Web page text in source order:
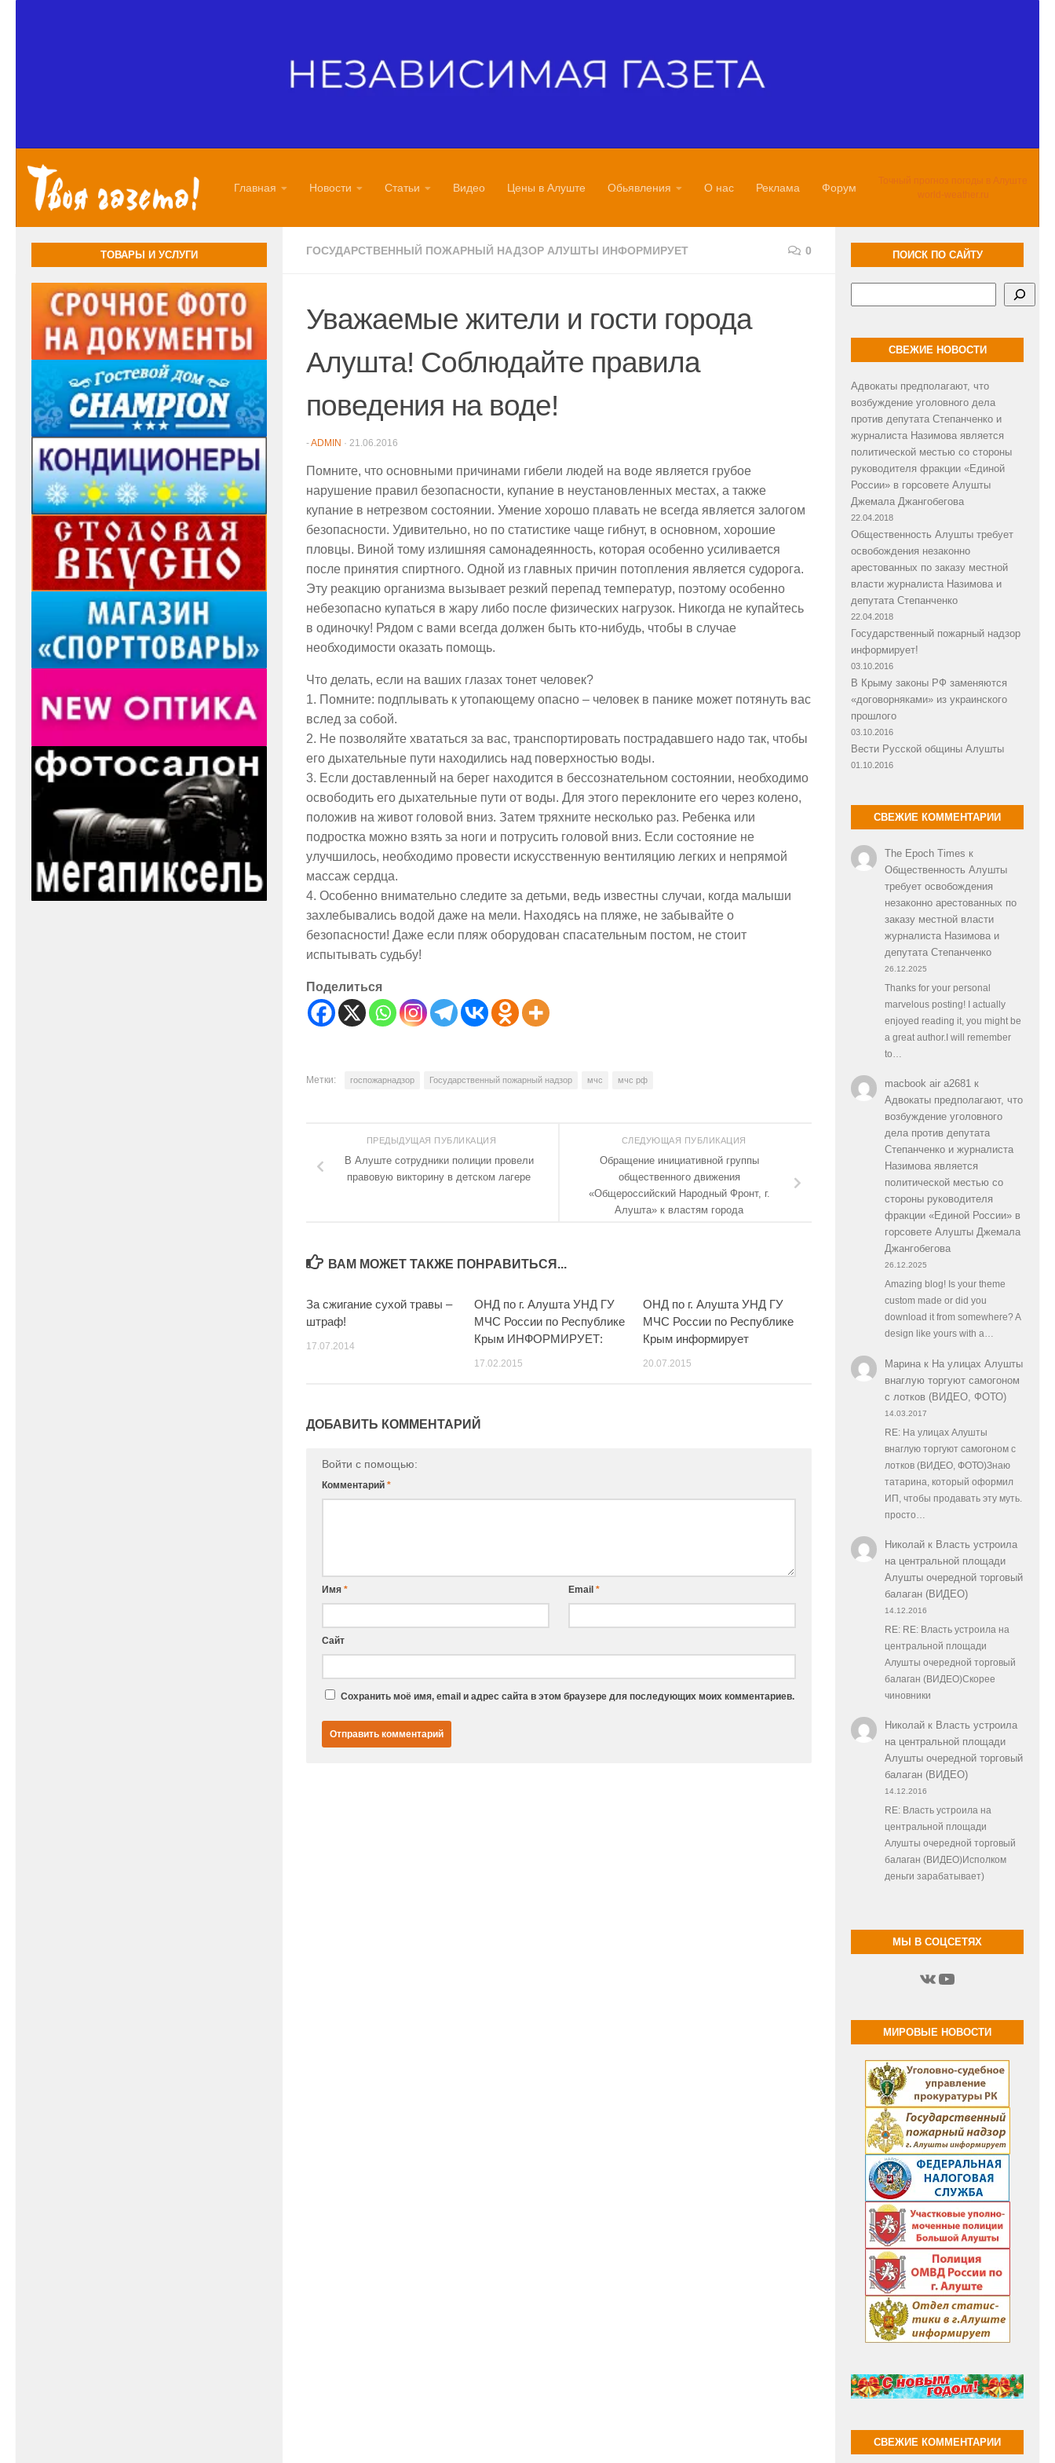
Главная Новости Статьи Видео Цены в Алуште Обьявления О нас Реклама Форум
Точный прогноз погоды в Алуште
world-weather.ru
ГОСУДАРСТВЕННЫЙ ПОЖАРНЫЙ НАДЗОР АЛУШТЫ ИНФОРМИРУЕТ 0
Уважаемые жители и гости города
Алушта! Соблюдайте правила
поведения на воде!
-ADMIN · 21.06.2016
Помните, что основными причинами гибели людей на воде является грубое
нарушение правил безопасности, купание в неустановленных местах, а также
купание в нетрезвом состоянии. Умение хорошо плавать не всегда является залогом
безопасности. Удивительно, но по статистике чаще гибнут, в основном, хорошие
пловцы. Виной тому излишняя самонадеянность, которая особенно усиливается
после принятия спиртного. Одной из главных причин потопления является судорога.
Эту реакцию организма вызывает резкий перепад температур, поэтому особенно
небезопасно купаться в жару либо после физических нагрузок. Никогда не купайтесь
в одиночку! Рядом с вами всегда должен быть кто-нибудь, чтобы в случае
необходимости оказать помощь.
Что делать, если на ваших глазах тонет человек?
1. Помните: подплывать к утопающему опасно – человек в панике может потянуть вас
вслед за собой.
2. Не позволяйте хвататься за вас, транспортировать пострадавшего надо так, чтобы
его дыхательные пути находились над поверхностью воды.
3. Если доставленный на берег находится в бессознательном состоянии, необходимо
освободить его дыхательные пути от воды. Для этого переклоните его через колено,
положив на живот головой вниз. Затем тряхните несколько раз. Ребенка или
подростка можно взять за ноги и потрусить головой вниз. Если состояние не
улучшилось, необходимо провести искусственную вентиляцию легких и непрямой
массаж сердца.
4. Особенно внимательно следите за детьми, ведь известны случаи, когда малыши
захлебывались водой даже на мели. Находясь на пляже, не забывайте о
безопасности! Даже если пляж оборудован спасательным постом, не стоит
испытывать судьбу!
Поделиться
Метки: госпожарнадзор Государственный пожарный надзор мчс мчс рф
СЛЕДУЮЩАЯ ПУБЛИКАЦИЯ
Обращение инициативной группы
общественного движения
«Общероссийский Народный Фронт, г.
Алушта» к властям города
ПРЕДЫДУЩАЯ ПУБЛИКАЦИЯ
В Алуште сотрудники полиции провели
правовую викторину в детском лагере
ВАМ МОЖЕТ ТАКЖЕ ПОНРАВИТЬСЯ...
За сжигание сухой травы –
штраф!
17.07.2014
ОНД по г. Алушта УНД ГУ
МЧС России по Республике
Крым ИНФОРМИРУЕТ:
17.02.2015
ОНД по г. Алушта УНД ГУ
МЧС России по Республике
Крым информирует
20.07.2015
ДОБАВИТЬ КОММЕНТАРИЙ
Войти с помощью:
Комментарий *
Имя * Email*
Сайт
Сохранить моё имя, email и адрес сайта в этом браузере для последующих моих комментариев.
ТОВАРЫ И УСЛУГИ ПОИСК ПО САЙТУ
СВЕЖИЕ НОВОСТИ
Адвокаты предполагают, что
возбуждение уголовного дела
против депутата Степанченко и
журналиста Назимова является
политической местью со стороны
руководителя фракции «Единой
России» в горсовете Алушты
Джемала Джангобегова
22.04.2018
Общественность Алушты требует
освобождения незаконно
арестованных по заказу местной
власти журналиста Назимова и
депутата Степанченко
22.04.2018
Государственный пожарный надзор
информирует!
03.10.2016
В Крыму законы РФ заменяются
«договорняками» из украинского
прошлого
03.10.2016
Вести Русской общины Алушты
01.10.2016
СВЕЖИЕ КОММЕНТАРИИ
The Epoch Times к
Общественность Алушты
требует освобождения
незаконно арестованных по
заказу местной власти
журналиста Назимова и
депутата Степанченко
26.12.2025
Thanks for your personal
marvelous posting! I actually
enjoyed reading it, you might be
a great author.I will remember
to…
macbook air a2681к
Адвокаты предполагают, что
возбуждение уголовного
дела против депутата
Степанченко и журналиста
Назимова является
политической местью со
стороны руководителя
фракции «Единой России» в
горсовете Алушты Джемала
Джангобегова
26.12.2025
Amazing blog! Is your theme
custom made or did you
download it from somewhere? A
design like yours with a…
Маринак На улицах Алушты
внаглую торгуют самогоном
с лотков (ВИДЕО, ФОТО)
14.03.2017
RE: На улицах Алушты
внаглую торгуют самогоном с
лотков (ВИДЕО, ФОТО)Знаю
татарина, который оформил
ИП, чтобы продавать эту муть.
просто…
Николайк Власть устроила
на центральной площади
Алушты очередной торговый
балаган (ВИДЕО)
14.12.2016
RE: RE: Власть устроила на
центральной площади
Алушты очередной торговый
балаган (ВИДЕО)Скорее
чиновники
Николайк Власть устроила
на центральной площади
Алушты очередной торговый
балаган (ВИДЕО)
14.12.2016
RE: Власть устроила на
центральной площади
Алушты очередной торговый
балаган (ВИДЕО)Исполком
деньги зарабатывает)
МЫ В СОЦСЕТЯХ
ВКонтакте
YouTube
МИРОВЫЕ НОВОСТИ
СВЕЖИЕ КОММЕНТАРИИ